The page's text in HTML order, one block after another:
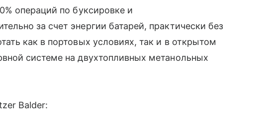
операций по буксировке и
за счет энергии батарей, практически без
как в портовых условиях, так и в открытом
системе на двухтопливных метанольных
Balder: